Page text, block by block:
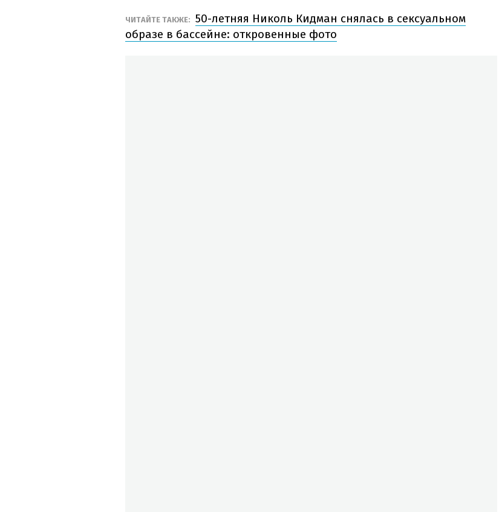
ЧИТАЙТЕ ТАКЖЕ: 50-летняя Николь Кидман снялась в сексуальном
образе в бассейне: откровенные фото